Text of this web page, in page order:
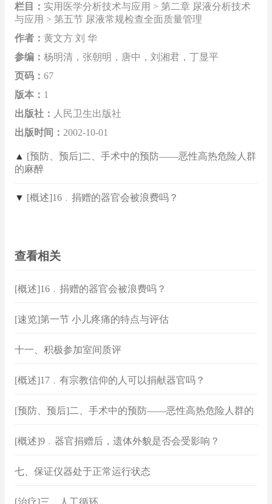
栏目： 实用医学分析技术与应用 > 第二章 尿液分析技术
与应用 > 第五节 尿液常规检查全面质量管理
作者： 黄文方 刘 华
参编： 杨明清，张朝明，唐中，刘湘君，丁显平
页码： 67
版本： 1
出版社： 人民卫生出版社
出版时间： 2002-10-01
▲ [预防、预后]二、手术中的预防——恶性高热危险人群
的麻醉
▼ [概述]16﹒捐赠的器官会被浪费吗？
查看相关
[概述]16﹒捐赠的器官会被浪费吗？
[速览]第一节 小儿疼痛的特点与评估
十一、积极参加室间质评
[概述]17﹒有宗教信仰的人可以捐献器官吗？
[预防、预后]二、手术中的预防——恶性高热危险人群的
[概述]9﹒器官捐赠后，遗体外貌是否会受影响？
七、保证仪器处于正常运行状态